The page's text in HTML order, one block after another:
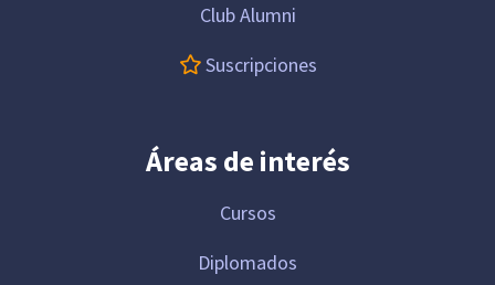
Club Alumni
Suscripciones
Áreas de interés
Cursos
Diplomados